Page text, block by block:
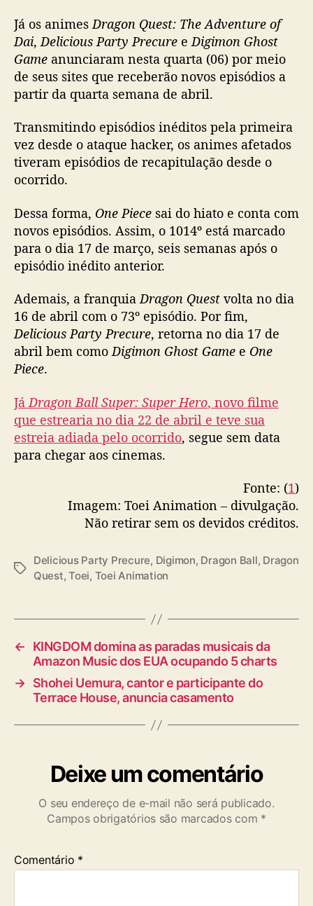
e
c
e
b
e
o
v
s
i
s
ó
o
a
p
ó
t
a
q
c
k
r
à
e
Já os animesDragon Quest: The Adventure of
Dai,Delicious Party Precure eDigimon Ghost
Game anunciaram nesta quarta (06) por meio
de seus sites que receberão novos episódios a
partir da quarta semana de abril.
Transmitindo episódios inéditos pela primeira
vez desde o ataque hacker, os animes afetados
tiveram episódios de recapitulação desde o
ocorrido.
Dessa forma, One Piece sai do hiato e conta com
novos episódios. Assim, o 1014º está marcado
para o dia 17 de março, seis semanas após o
episódio inédito anterior.
Ademais, a franquiaDragon Quest volta no dia
16 de abril com o 73º episódio. Por fim,
Delicious Party Precure, retorna no dia 17 de
abril bem comoDigimon Ghost Game e One
Piece.
JáDragon Ball Super: Super Hero, novo filme
que estrearia no dia 22 de abril e teve sua
estreia adiada pelo ocorrido, segue sem data
para chegar aos cinemas.
Fonte: (1)
Imagem: Toei Animation – divulgação.
Não retirar sem os devidos créditos.
T
Delicious Party Precure, Digimon, Dragon Ball, Dragon
Quest,Toei, Toei Animation
←
KINGDOM domina as paradas musicais da
Amazon Music dos EUA ocupando 5 charts
→ Shohei Uemura, cantor e participante do
Terrace House, anuncia casamento
Deixe um comentário
O seu endereço de e-mail não será publicado.
Campos obrigatórios são marcados com *
Comentário *